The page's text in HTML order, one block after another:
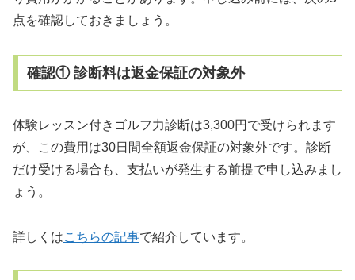
点を確認しておきましょう。
確認① 診断料は返金保証の対象外
体験レッスン付きゴルフ力診断は3,300円で受けられます
が、この費用は30日間全額返金保証の対象外です。診断
だけ受ける場合も、支払いが発生する前提で申し込みまし
ょう。
詳しくはこちらの記事で紹介しています。